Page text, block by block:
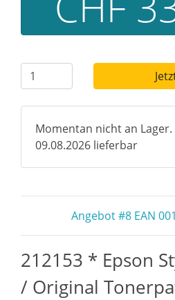
Momentan nicht an
09.08.2026 lieferbar
Angebot #8 EAN
212153 * Epson
/ Original